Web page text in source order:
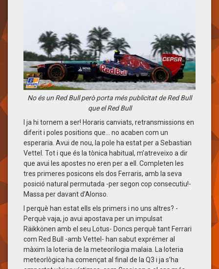
No és un Red Bull però porta més publicitat de Red Bull
que el Red Bull
I ja hi tornem a ser! Horaris canviats, retransmissions en
diferit i poles positions que… no acaben com un
esperaria. Avui de nou, la pole ha estat per a Sebastian
Vettel. Tot i que és la tònica habitual, m’atreveixo a dir
que avui les apostes no eren per a ell. Completen les
tres primeres posicons els dos Ferraris, amb la seva
posició natural permutada -per segon cop consecutiu!-
Massa per davant d’Alonso.
I perquè han estat ells els primers i no uns altres? -
Perquè vaja, jo avui apostava per un impulsat
Räikkönen amb el seu Lotus- Doncs perquè tant Ferrari
com Red Bull -amb Vettel- han sabut exprémer al
màxim la loteria de la meteorilogia malaia. La loteria
meteorlògica ha començat al final de la Q3 i ja s’ha